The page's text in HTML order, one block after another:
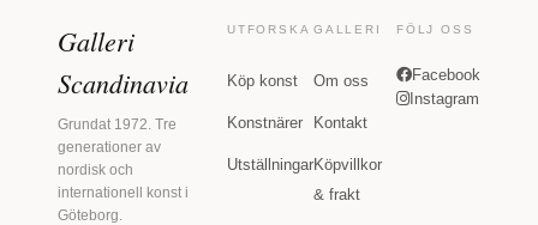
Galleri
Scandinavia
Grundat 1972. Tre
generationer av
nordisk och
internationell konst i
Göteborg.
UTFORSKA
Köp konst
Konstnärer
Utställningar
GALLERI
Om oss
Kontakt
Köpvillkor
& frakt
FÖLJ OSS
Facebook
Instagram